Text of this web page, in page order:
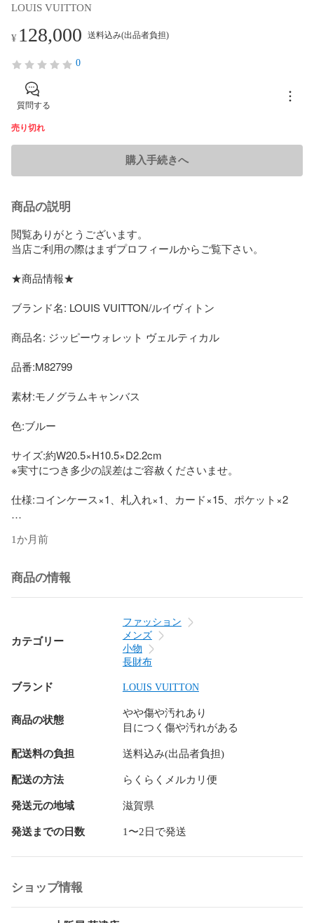
LOUIS VUITTON
¥ 128,000 送料込み(出品者負担)
0
質問する
売り切れ
購入手続きへ
商品の説明
閲覧ありがとうございます。
当店ご利用の際はまずプロフィールからご覧下さい。
★商品情報★
ブランド名: LOUIS VUITTON/ルイヴィトン
商品名: ジッピーウォレット ヴェルティカル
品番:M82799
素材:モノグラムキャンバス
色:ブルー
サイズ:約W20.5×H10.5×D2.2cm
※実寸につき多少の誤差はご容赦くださいませ。
仕様:コインケース×1、札入れ×1、カード×15、ポケット×2
程度説明:ファスナー部分に若干の色剥げあり
管理番号:2400040293734
1か月前
商品の情報
カテゴリー
ファッション
メンズ
小物
長財布
ブランド LOUIS VUITTON
商品の状態
やや傷や汚れあり
目につく傷や汚れがある
配送料の負担 送料込み(出品者負担)
配送の方法 らくらくメルカリ便
発送元の地域 滋賀県
発送までの日数 1〜2日で発送
ショップ情報